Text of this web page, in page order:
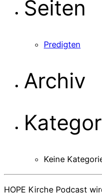
Seiten
Predigten
Archiv
Keine
HOPE Kirche Podcast